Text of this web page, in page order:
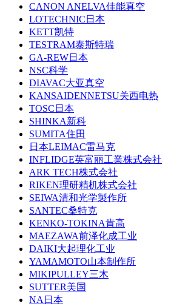
CANON ANELVA佳能真空
LOTECHNIC日本
KETT凯特
TESTRAM泰斯特瑞
GA-REW日本
NSC科学
DIAVAC大亚真空
KANSAIDENNETSU关西电热
TOSC日本
SHINKA新科
SUMITA住田
日本LEIMAC雷马克
INFLIDGE英富丽工業株式会社
ARK TECH株式会社
RIKEN理研精机株式会社
SEIWA清和光学製作所
SANTEC桑特克
KENKO-TOKINA肯高
MAEZAWA前泽化成工业
DAIKI大起理化工业
YAMAMOTO山本制作所
MIKIPULLEY三木
SUTTER美国
NA日本